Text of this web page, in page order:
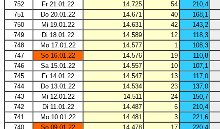
752
Fr 21.01.22 14.725 54
210,4
751
Do 20.01.22 14.671 40
168,1
750
Mi 19.01.22 14.631 42
143,2
749
Di 18.01.22 14.589 12
118,3
748
Mo 17.01.22 14.577 1
108,3
747
So 16.01.22 14.576 19
110,8
746
Sa 15.01.22 14.557 10
107,1
745
Fr 14.01.22 14.547 13
117,0
744
Do 13.01.22 14.534 23
137,0
743
Mi 12.01.22 14.511 24
150,7
742
Di 11.01.22 14.487 6
210,4
741
Mo 10.01.22 14.481 3
221,6
740
So 09.01.22 14.478 17
220,4